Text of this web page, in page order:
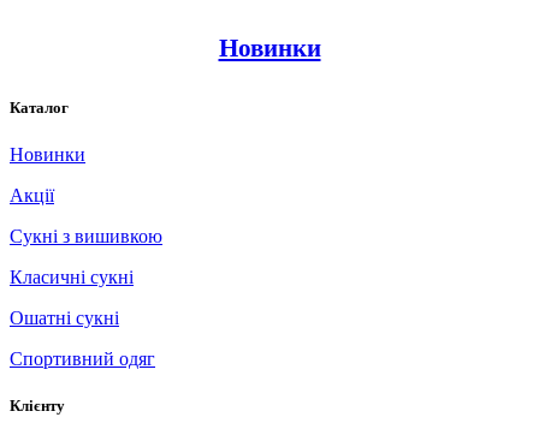
Новинки
Каталог
Новинки
Акції
Сукні з вишивкою
Класичні сукні
Ошатні сукні
Спортивний одяг
Клієнту